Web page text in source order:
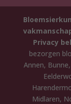
Privacy
bezorgen
Annen,
Midlaren,